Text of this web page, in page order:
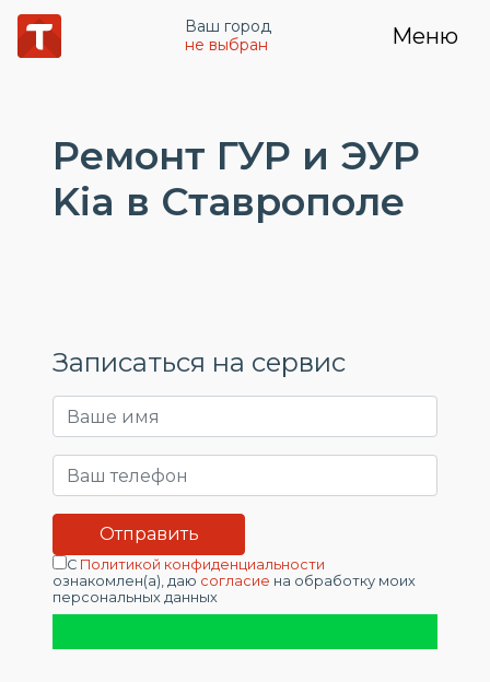
Ваш город
не выбран
Меню
Ремонт ГУР и ЭУР
Kia в Ставрополе
Записаться на сервис
С Политикой конфиденциальности
ознакомлен(а), даю согласие на обработку моих
персональных данных